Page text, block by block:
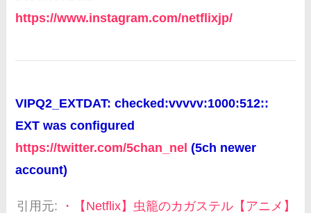
https://www.instagram.com/netflixjp/
VIPQ2_EXTDAT: checked:vvvvv:1000:512::
EXT was configured
https://twitter.com/5chan_nel (5ch newer
account)
引用元: ・【Netflix】虫籠のカガステル【アニメ】